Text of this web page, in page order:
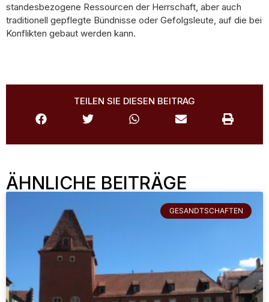
standesbezogene Ressourcen der Herrschaft, aber auch
traditionell gepflegte Bündnisse oder Gefolgsleute, auf die bei
Konflikten gebaut werden kann.
TEILEN SIE DIESEN BEITRAG
ÄHNLICHE BEITRÄGE
GESANDTSCHAFTEN